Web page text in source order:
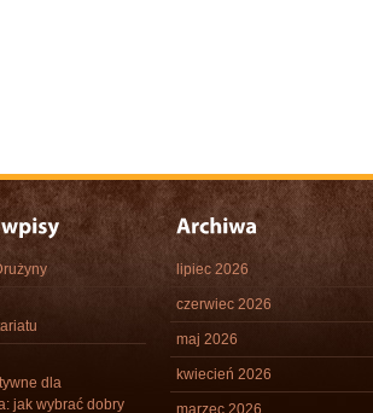
dla
jak wybrać dobry
lipiec 2026
czerwiec 2026
maj 2026
kwiecień 2026
marzec 2026